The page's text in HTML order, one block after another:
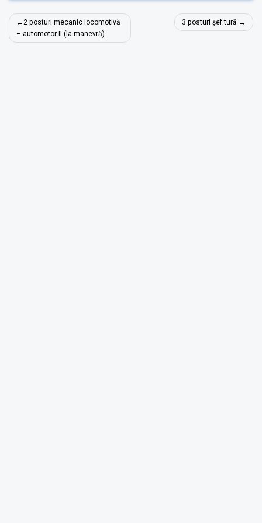
Navigare
în
2 posturi mecanic locomotivă
– automotor II (la manevră)
3 posturi șef tură